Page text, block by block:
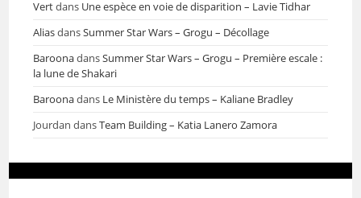
Vertdans Une espèce en voie de disparition – Lavie Tidhar
AliasdansSummer Star Wars – Grogu – Décollage
BaroonadansSummer Star Wars – Grogu – Première escale :
la lune de Shakari
Baroonadans Le Ministère du temps – Kaliane Bradley
Jourdan dansTeam Building – Katia Lanero Zamora